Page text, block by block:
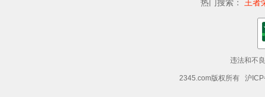
热门搜索： 王者
违法和不
2345.com版权所有 沪